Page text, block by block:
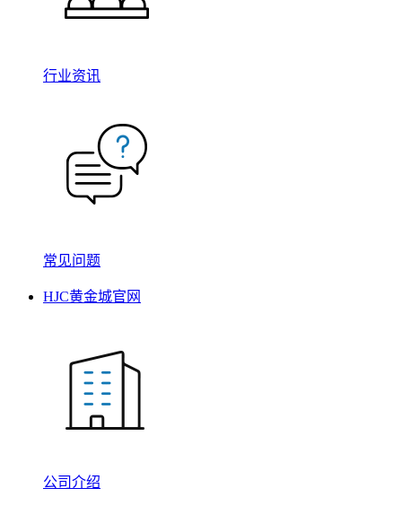
行业资讯
常见问题
HJC黄金城官网
公司介绍